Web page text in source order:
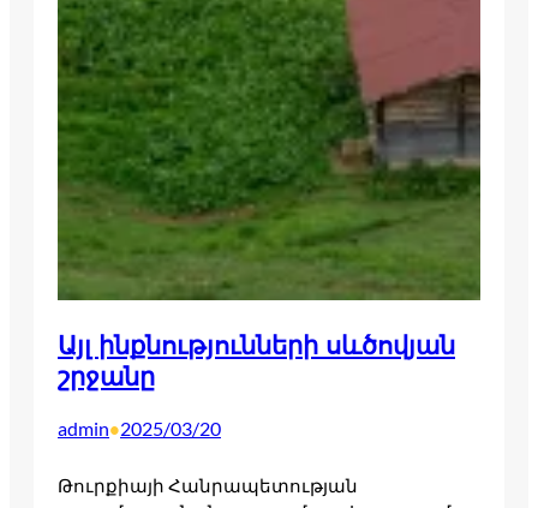
Այլ ինքնությունների սևծովյան
շրջանը
admin•2025/03/20
Թուրքիայի Հանրապետության